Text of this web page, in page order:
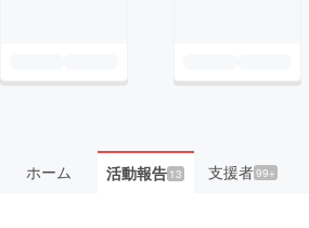
ホーム 活動報告13 支援者99+